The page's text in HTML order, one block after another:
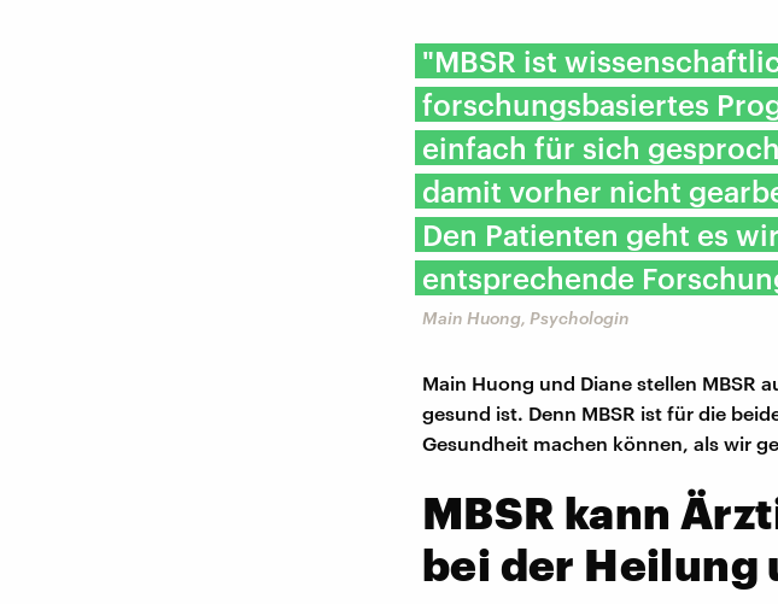
"MBSR ist
forschungsbasiertes
einfach für sich
damit vorher nicht
Den Patienten geht es
entsprechende
Main Huong, Psychologin
Main Huong und Diane stellen MBSR
gesund ist. Denn MBSR ist für die
Gesundheit machen können, als wir
MBSR kann
bei der Heilung